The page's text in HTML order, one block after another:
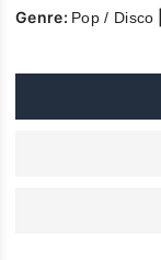
Genre: Pop / Disco